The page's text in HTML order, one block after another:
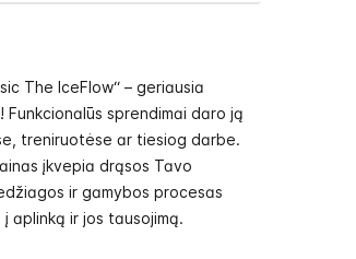
The IceFlow“ – geriausia
sprendimai daro ją
treniruotėse ar tiesiog darbe.
įkvepia drąsos Tavo
ir gamybos procesas
aplinką ir jos tausojimą.